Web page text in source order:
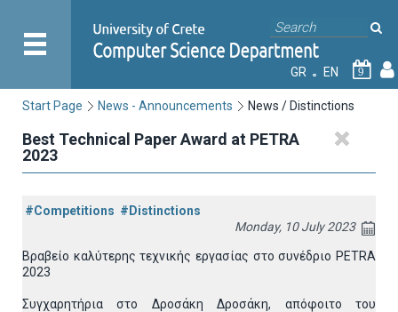
GR EN 9
Start Page News - Announcements News / Distinctions
Best Technical Paper Award at PETRA
2023
#Competitions #Distinctions
Monday, 10 July 2023
Βραβείο καλύτερης τεχνικής εργασίας στο συνέδριο PETRA
2023
Συγχαρητήρια στο Δροσάκη Δροσάκη, απόφοιτο του